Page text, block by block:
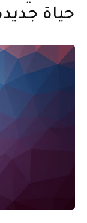
حياة